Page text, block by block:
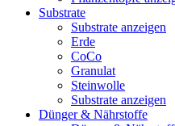
Substrate
Substrate anzeigen
Erde
CoCo
Granulat
Steinwolle
Substrate anzeigen
Dünger & Nährstoffe